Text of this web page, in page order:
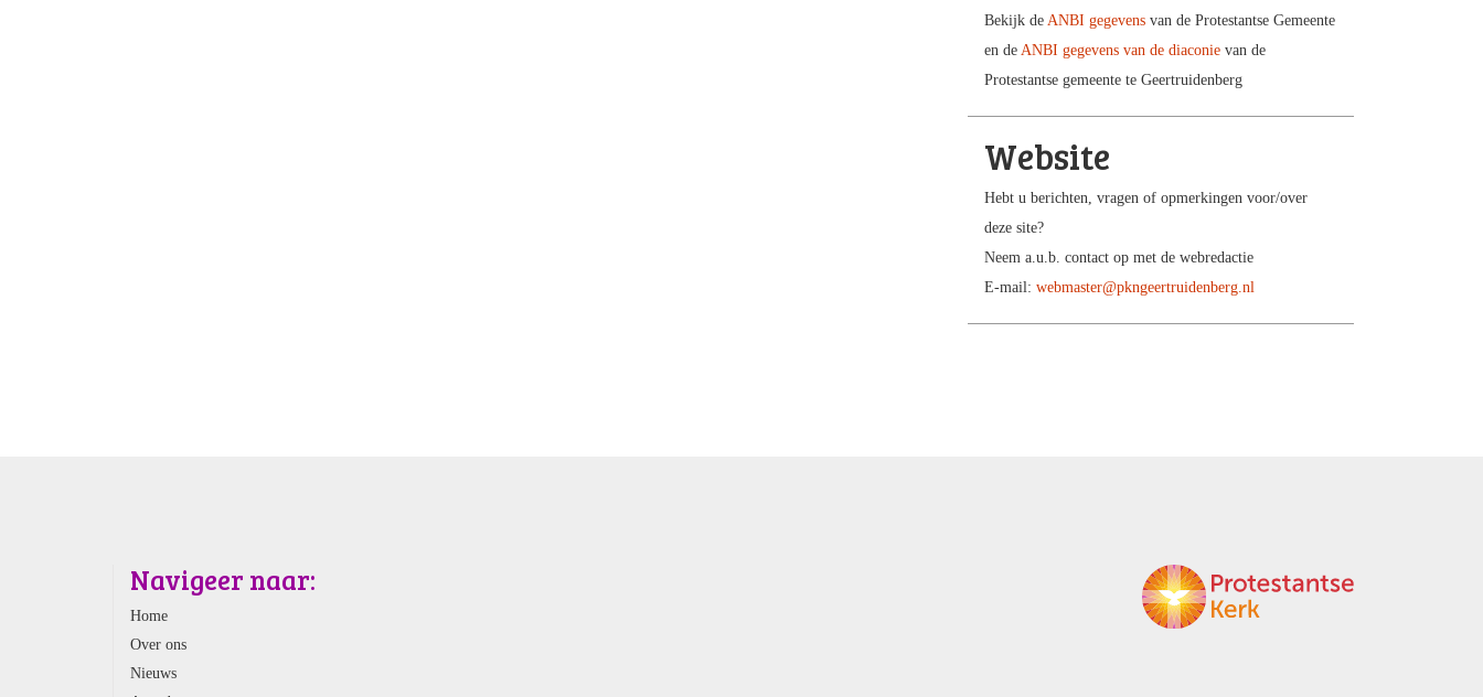
Bekijk de ANBI gegevens van de Protestantse Gemeente
en de ANBI gegevens van de diaconie van de
Protestantse gemeente te Geertruidenberg
Website
Hebt u berichten, vragen of opmerkingen voor/over
deze site?
Neem a.u.b. contact op met de webredactie
E-mail: webmaster@pkngeertruidenberg.nl
Navigeer naar:
Home
Over ons
Nieuws